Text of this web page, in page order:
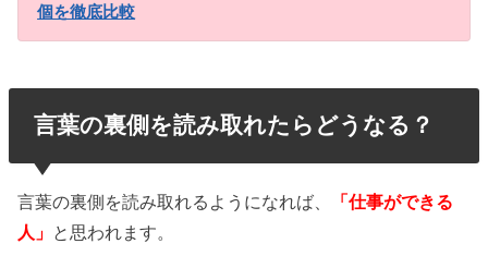
個を徹底比較
言葉の裏側を読み取れたらどうなる？
言葉の裏側を読み取れるようになれば、
「仕事ができる
人」
と思われます。